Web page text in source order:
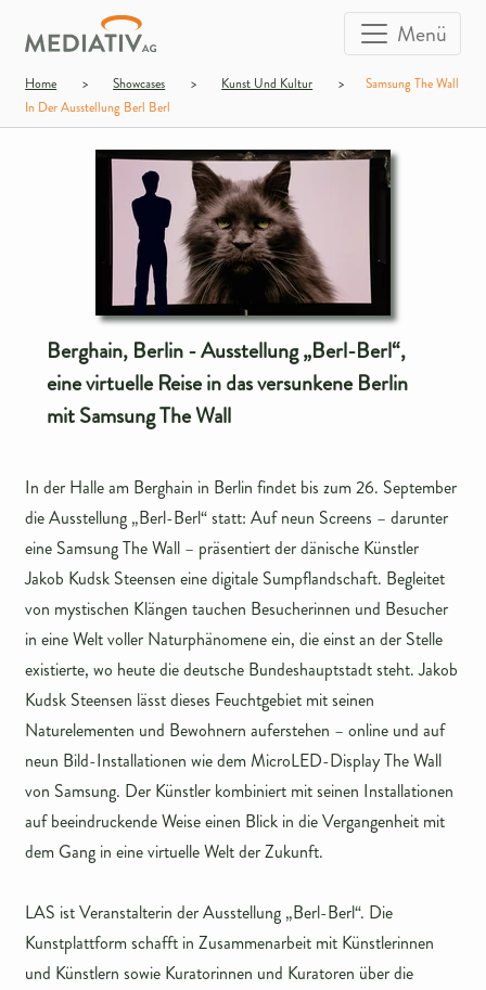
Menü
Home > Showcases > Kunst Und Kultur >
Samsung The Wall
In Der Ausstellung Berl Berl
Berghain, Berlin - Ausstellung „Berl-Berl“,
eine virtuelle Reise in das versunkene Berlin
mit Samsung The Wall
In der Halle am Berghain in Berlin findet bis zum 26. September
die Ausstellung „Berl-Berl“ statt: Auf neun Screens – darunter
eine Samsung The Wall – präsentiert der dänische Künstler
Jakob Kudsk Steensen eine digitale Sumpflandschaft. Begleitet
von mystischen Klängen tauchen Besucherinnen und Besucher
in eine Welt voller Naturphänomene ein, die einst an der Stelle
existierte, wo heute die deutsche Bundeshauptstadt steht. Jakob
Kudsk Steensen lässt dieses Feuchtgebiet mit seinen
Naturelementen und Bewohnern auferstehen – online und auf
neun Bild-Installationen wie dem MicroLED-Display The Wall
von Samsung. Der Künstler kombiniert mit seinen Installationen
auf beeindruckende Weise einen Blick in die Vergangenheit mit
dem Gang in eine virtuelle Welt der Zukunft.
LAS ist Veranstalterin der Ausstellung „Berl-Berl“. Die
Kunstplattform schafft in Zusammenarbeit mit Künstlerinnen
und Künstlern sowie Kuratorinnen und Kuratoren über die